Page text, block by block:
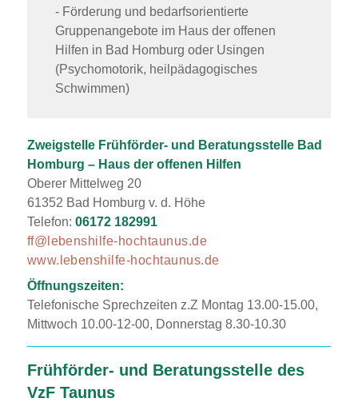
- Förderung und bedarfsorientierte
Gruppenangebote im Haus der offenen
Hilfen in Bad Homburg oder Usingen
(Psychomotorik, heilpädagogisches
Schwimmen)
Zweigstelle Frühförder- und Beratungsstelle Bad
Homburg – Haus der offenen Hilfen
Oberer Mittelweg 20
61352 Bad Homburg v. d. Höhe
Telefon: 06172 182991
ff@lebenshilfe-hochtaunus.de
www.lebenshilfe-hochtaunus.de
Öffnungszeiten:
Telefonische Sprechzeiten z.Z Montag 13.00-15.00,
Mittwoch 10.00-12-00, Donnerstag 8.30-10.30
Frühförder- und Beratungsstelle des
VzF Taunus